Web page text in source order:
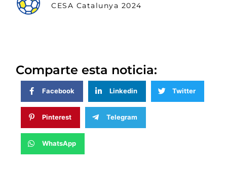
CESA Catalunya 2024
Comparte esta noticia:
Facebook Linkedin Twitter
Pinterest Telegram
WhatsApp